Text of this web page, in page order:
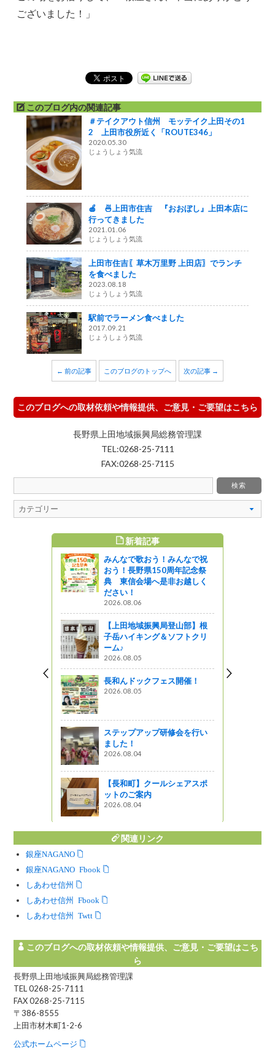
ございました！」
このブログ内の関連記事
＃テイクアウト信州 モッテイク上田その1
2 上田市役所近く「ROUTE346」
2020.05.30
じょうしょう気流
🍎 🍜上田市住吉 『おおぼし』上田本店に
行ってきました
2021.01.06
じょうしょう気流
上田市住吉〖草木万里野 上田店〗でランチ
を食べました
2023.08.18
じょうしょう気流
駅前でラーメン食べました
2017.09.21
じょうしょう気流
← 前の記事 このブログのトップへ 次の記事 →
このブログへの取材依頼や情報提供、ご意見・ご要望はこちら
長野県上田地域振興局総務管理課
TEL:0268-25-7111
FAX:0268-25-7115
新着記事
みんなで歌おう！みんなで祝
おう！長野県150周年記念祭
典 東信会場へ是非お越しく
ださい！
2026.08.06
【上田地域振興局登山部】根
子岳ハイキング＆ソフトクリ
ーム♪
2026.08.05
長和んドックフェス開催！
2026.08.05
ステップアップ研修会を行い
ました！
2026.08.04
【長和町】クールシェアスポ
ットのご案内
2026.08.04
関連リンク
銀座NAGANO
銀座NAGANO Facebook
しあわせ信州
しあわせ信州 Facebook
しあわせ信州 Twitter
このブログへの取材依頼や情報提供、ご意見・ご要望はこち
ら
長野県上田地域振興局総務管理課
TEL 0268-25-7111
FAX 0268-25-7115
〒386-8555
上田市材木町1-2-6
公式ホームページ